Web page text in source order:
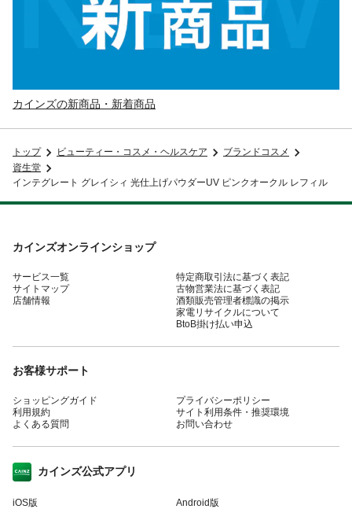
カインズの新商品・新着商品
トップ ビューティー・コスメ・ヘルスケア
ブランドコスメ
資生堂
インテグレート グレイシィ 光仕上げパウダーUV ピンクオークル レフィル
カインズオンラインショップ
サービス一覧
サイトマップ
店舗情報
特定商取引法に基づく表記
古物営業法に基づく表記
酒類販売管理者標識の掲示
家電リサイクルについて
BtoB掛け払い申込
お客様サポート
ショッピングガイド
利用規約
よくある質問
プライバシーポリシー
サイト利用条件・推奨環境
お問い合わせ
カインズ公式アプリ
iOS版 Android版